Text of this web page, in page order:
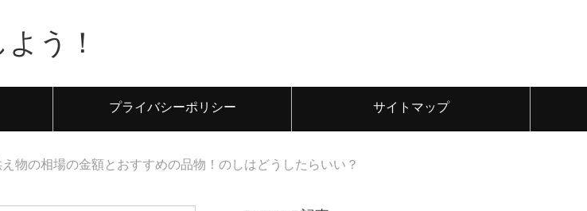
う！
プライバシーポリシー サイトマップ
物の相場の金額とおすすめの品物！のしはどうしたらいい？